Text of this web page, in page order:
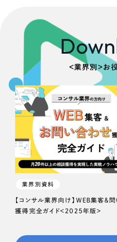
＜業界別＞お
業界別資料
【コンサル業界向け】WEB集客＆
獲得完全ガイド＜2025年版＞